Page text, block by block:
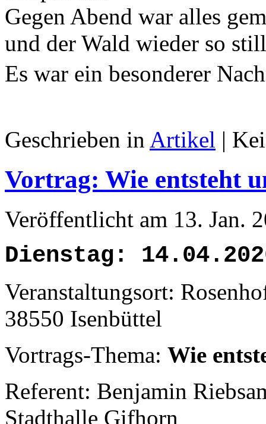
Gegen Abend war alles
und der Wald wieder so
Es war ein besonderer
Geschrieben in Artikel |
Vortrag: Wie entsteht
Veröffentlicht am 13. Jan.
Dienstag:
Veranstaltungsort:
38550 Isenbüttel
Vortrags-Thema: Wie
Referent: Benjamin
Stadthalle Gifhorn